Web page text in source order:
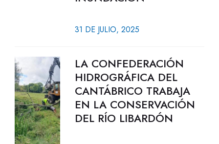
31 DE JULIO, 2025
LA CONFEDERACIÓN
HIDROGRÁFICA DEL
CANTÁBRICO TRABAJA
EN LA CONSERVACIÓN
DEL RÍO LIBARDÓN